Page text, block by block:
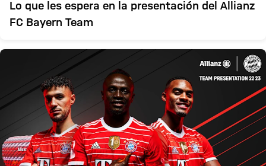
Lo que les espera en la presentación del Allianz
FC Bayern Team